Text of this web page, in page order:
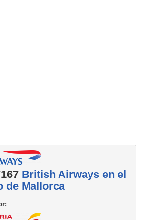
British Airways en el
de Mallorca